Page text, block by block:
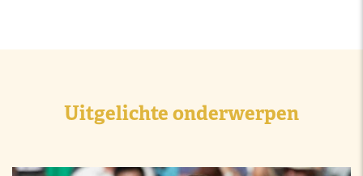
Uitgelichte onderwerpen